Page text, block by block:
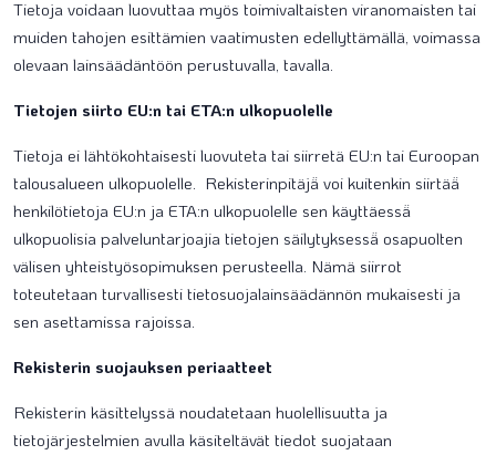
Tietoja voidaan luovuttaa myös toimivaltaisten viranomaisten tai
muiden tahojen esittämien vaatimusten edellyttämällä, voimassa
olevaan lainsäädäntöön perustuvalla, tavalla.
Tietojen siirto EU:n tai ETA:n ulkopuolelle
Tietoja ei lähtökohtaisesti luovuteta tai siirretä EU:n tai Euroopan
talousalueen ulkopuolelle. Rekisterinpitäjä̈ voi kuitenkin siirtää̈
henkilötietoja EU:n ja ETA:n ulkopuolelle sen käyttäessä̈
ulkopuolisia palveluntarjoajia tietojen säilytyksessä̈ osapuolten
välisen yhteistyösopimuksen perusteella. Nämä siirrot
toteutetaan turvallisesti tietosuojalainsäädännön mukaisesti ja
sen asettamissa rajoissa.
Rekisterin suojauksen periaatteet
Rekisterin käsittelyssä noudatetaan huolellisuutta ja
tietojärjestelmien avulla käsiteltävät tiedot suojataan